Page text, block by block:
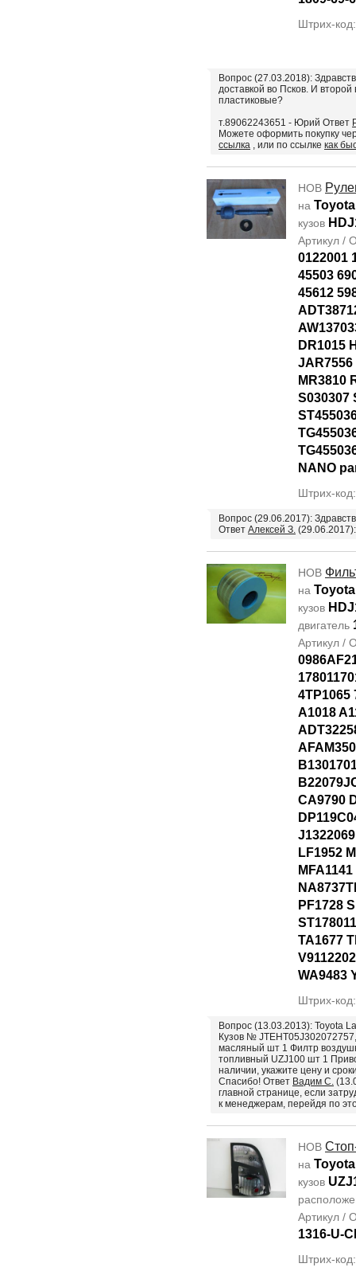
Штрих-
Вопрос (27.03.2018):
доставкой во Псков. И
пластиковые?
т.89062243651 - Юрий Ответ
Можете оформить покупку
ссылка , или по ссылке как
НОВ
на
кузов
Артикул /
0122001
45503
45612
DR1015
JAR7556
MR3810
S030307
NANO
Штрих-
Вопрос (29.06.2017):
Ответ Алексей З.
НОВ
на
кузов
двигатель
Артикул /
4TP1065
A1018
CA9790
LF1952
PF1728
TA1677
WA9483
Штрих-
Вопрос (13.03.2013): Toyota
Кузов №
масляный шт 1 Филтр
топливный UZJ100 шт 1
наличии, укажите цену и
Спасибо! Ответ Вадим С.
главной странице, если
к менеджерам, перейдя по
НОВ
на
кузов
Артикул /
1316-U-
Штрих-